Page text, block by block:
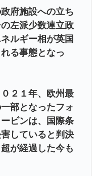
府施設への立ち
左派少数連立政
ルギー相が英国
る事態となっ
２１年、欧州最
部となったフォ
ビンは、国際条
していると判決
が経過した今も